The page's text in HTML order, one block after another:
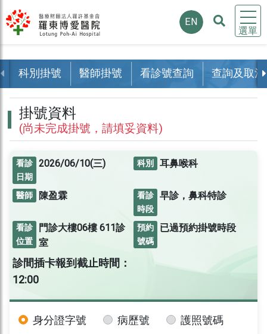
選單
EN
科別掛號 醫師掛號 看診號查詢 查詢及取消
掛號資料
(尚未完成掛號，請填妥資料)
看診
日期
2026/06/10(三) 科別 耳鼻喉科
醫師 陳盈霖
看診
時段
早診，鼻科特診
看診
位置
門診大樓06樓611診
室
預約
號碼
已過預約掛號時段
診間插卡報到截止時間：
12:00
身分證字號 病歷號
護照號碼